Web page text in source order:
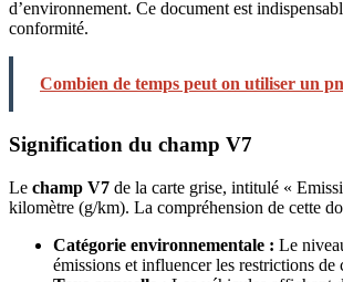
d’environnement. Ce document est
conformité.
Combien de temps peut on utiliser un
Signification du champ V7
Le champ V7 de la carte grise, intitulé «
kilomètre (g/km). La compréhension de cette
Catégorie environnementale : Le
émissions et influencer les restrictions de